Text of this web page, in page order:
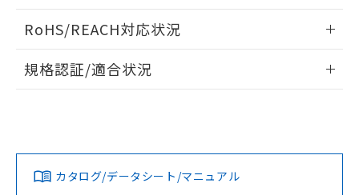
ドすることができます。
ログイン/会員登録
ダウンロードデータをご利用いただく前に、以下を必ずお読
みください。
ソフトウェアの使用条件
RoHS/REACH対応状況
EU RoHS 注意事項・凡例
対応済み
規格認証/適合状況
カタログ/データシート/マニュアル